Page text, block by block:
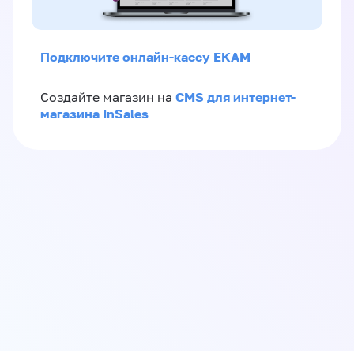
Подключите онлайн-кассу ЕКАМ
Создайте магазин на CMS для интернет-
магазина InSales